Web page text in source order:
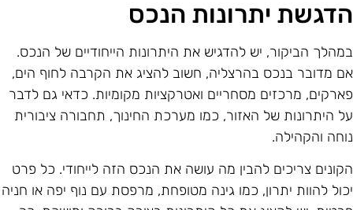
יתרונות הנכס
הביקור, יש להדגיש את היתרונות הייחודיים של הנכס.
מדובר בנכס בהרצליה, חשוב להציג את הקרבה לחוף הים,
מרכזים מסחריים ואטרקציות מקומיות. כדאי גם לדבר
היתרונות של האזור, כמו מערכת החינוך, תחבורה ציבורית
והקהילה.
צריכים להבין מה עושה את הנכס הזה לייחודי. כל פרט
להוות יתרון, כמו גינה מטופחת, מרפסת עם נוף יפה או חניה